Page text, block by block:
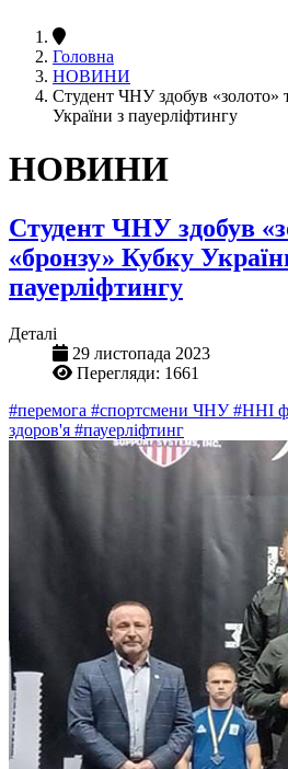
Головна
НОВИНИ
Студент ЧНУ здобув «золото»
України з пауерліфтингу
НОВИНИ
Студент ЧНУ здобув
«бронзу» Кубку
пауерліфтингу
Деталі
29 листопада 2023
Перегляди: 1661
#перемога #спортсмени ЧНУ#ННІ
здоров'я #пауерліфтинг